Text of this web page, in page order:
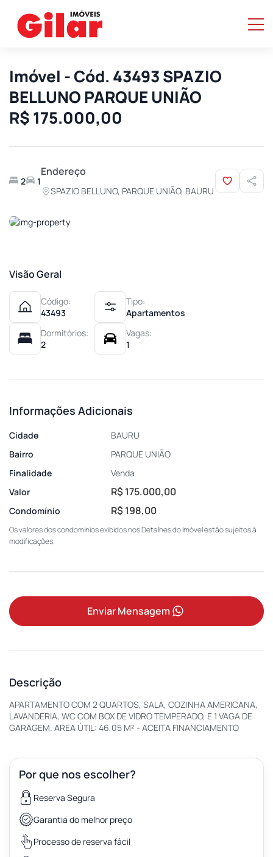
Imóvel - Cód. 43493 SPAZIO
BELLUNO PARQUE UNIÃO
R$ 175.000,00
2 1
Endereço
SPAZIO BELLUNO, PARQUE UNIÃO, BAURU
Visão Geral
Código:
43493
Tipo:
Apartamentos
Dormitórios:
2
Vagas:
1
Informações Adicionais
Cidade
BAURU
Bairro
PARQUE UNIÃO
Finalidade
Venda
Valor
R$ 175.000,00
Condomínio R$ 198,00
Os valores dos condomínios exibidos nos Detalhes do Imóvel estão sujeitos à
modificações.
Enviar Mensagem
Descrição
APARTAMENTO COM 2 QUARTOS, SALA, COZINHA AMERICANA,
LAVANDERIA, WC COM BOX DE VIDRO TEMPERADO, E 1 VAGA DE
GARAGEM. AREA ÚTIL: 46,05 M² - ACEITA FINANCIAMENTO
Por que nos escolher?
Reserva Segura
Garantia do melhor preço
Processo de reserva fácil